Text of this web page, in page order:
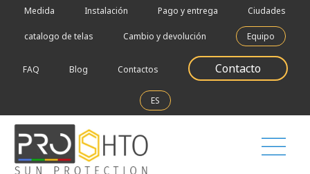
Medida Instalación Pago y entrega Ciudades
catalogo de telas Cambio y devolución Equipo
FAQ Blog Contactos Contacto
ES